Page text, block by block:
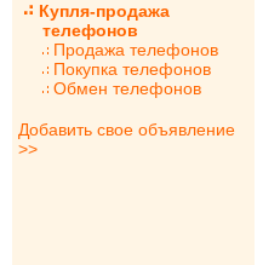
Купля-продажа
телефонов
Продажа телефонов
Покупка телефонов
Обмен телефонов
Добавить свое объявление
>>